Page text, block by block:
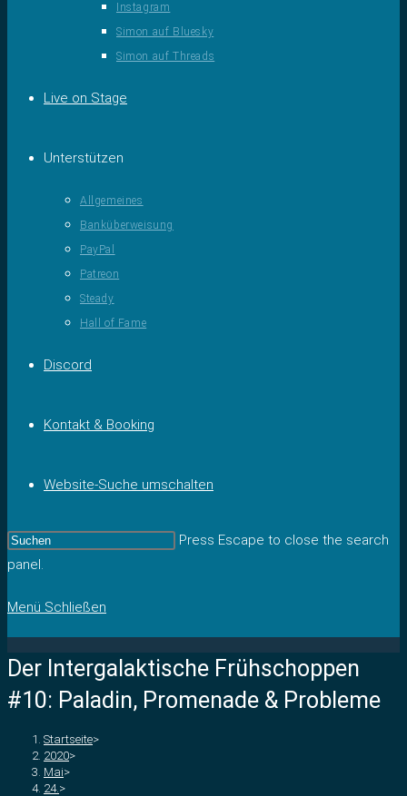
Instagram
Simon auf Bluesky
Simon auf Threads
Live on Stage
Unterstützen
Allgemeines
Banküberweisung
PayPal
Patreon
Steady
Hall of Fame
Discord
Kontakt & Booking
Website-Suche umschalten
Press Escape to close the search
panel.
Menü Schließen
Der Intergalaktische Frühschoppen
#10: Paladin, Promenade & Probleme
Startseite>
2020>
Mai>
24. >